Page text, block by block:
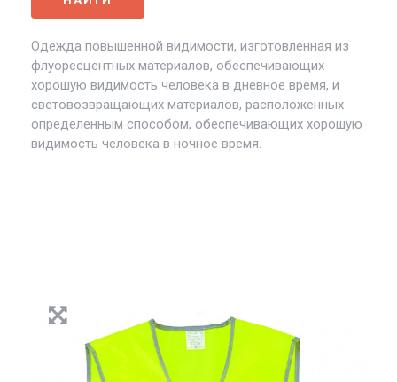
Одежда повышенной видимости, изготовленная из
флуоресцентных материалов, обеспечивающих
хорошую видимость человека в дневное время, и
световозвращающих материалов, расположенных
определенным способом, обеспечивающих хорошую
видимость человека в ночное время.